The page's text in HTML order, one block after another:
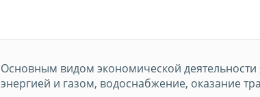
Основным видом экономической деятельности
энергией и газом, водоснабжение, оказание